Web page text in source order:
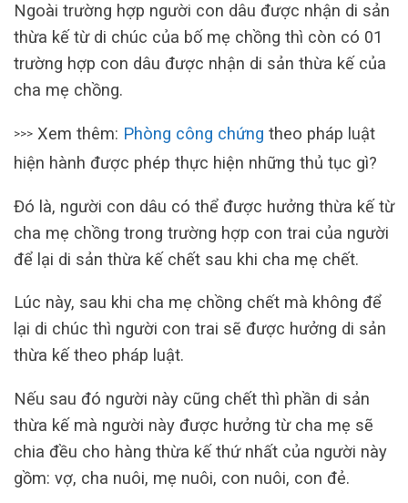
Ngoài trường hợp người con dâu được nhận di sản
thừa kế từ di chúc của bố mẹ chồng thì còn có 01
trường hợp con dâu được nhận di sản thừa kế của
cha mẹ chồng.
>>> Xem thêm: Phòng công chứng theo pháp luật
hiện hành được phép thực hiện những thủ tục gì?
Đó là, người con dâu có thể được hưởng thừa kế từ
cha mẹ chồng trong trường hợp con trai của người
để lại di sản thừa kế chết sau khi cha mẹ chết.
Lúc này, sau khi cha mẹ chồng chết mà không để
lại di chúc thì người con trai sẽ được hưởng di sản
thừa kế theo pháp luật.
Nếu sau đó người này cũng chết thì phần di sản
thừa kế mà người này được hưởng từ cha mẹ sẽ
chia đều cho hàng thừa kế thứ nhất của người này
gồm: vợ, cha nuôi, mẹ nuôi, con nuôi, con đẻ.